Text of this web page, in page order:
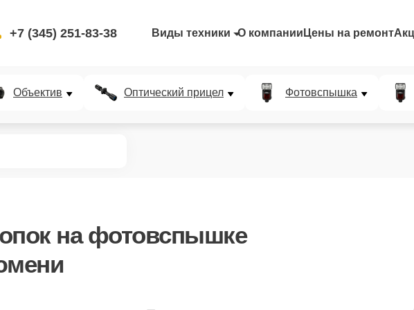
+7 (345) 251-83-38 Виды техники О компании Цены на ремонт
Объектив Оптический прицел Фотовспышка
на фотовспышке